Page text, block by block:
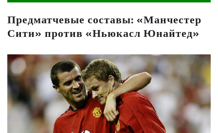
Предматчевые составы: «Манчестер
Сити» против «Ньюкасл Юнайтед»